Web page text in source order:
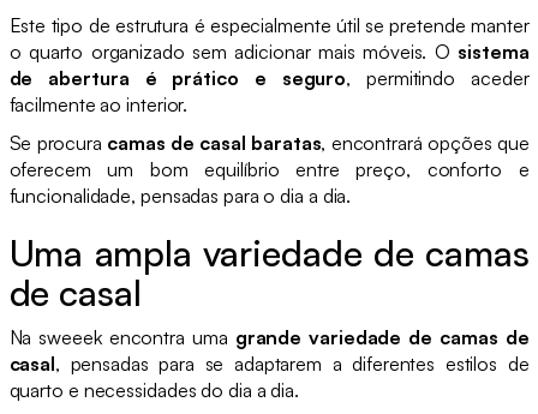
Este tipo de estrutura é especialmente útil se pretende manter
o quarto organizado sem adicionar mais móveis. O sistema
de abertura é prático e seguro, permitindo aceder
facilmente ao interior.
Se procura camas de casal baratas, encontrará opções que
oferecem um bom equilíbrio entre preço, conforto e
funcionalidade, pensadas para o dia a dia.
Uma ampla variedade de camas
de casal
Na sweeek encontra uma grande variedade de camas de
casal, pensadas para se adaptarem a diferentes estilos de
quarto e necessidades do dia a dia.